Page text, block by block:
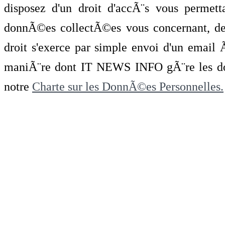
disposez d'un droit d'accÃ¨s vous
donnÃ©es collectÃ©es vous concernant,
droit s'exerce par simple envoi d'un
maniÃ¨re dont IT NEWS INFO gÃ¨re les
notre Charte sur les DonnÃ©es Personnelles.